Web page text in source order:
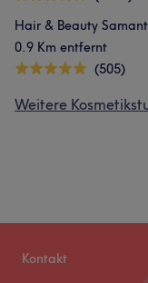
Hair & Beauty
0.9 Km entfernt
(505)
Weitere
Kontakt